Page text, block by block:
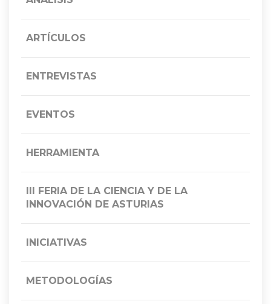
ARTÍCULOS
ENTREVISTAS
EVENTOS
HERRAMIENTA
III FERIA DE LA CIENCIA Y DE LA
INNOVACIÓN DE ASTURIAS
INICIATIVAS
METODOLOGÍAS